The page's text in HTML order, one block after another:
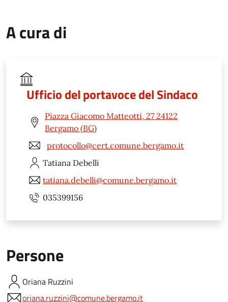
A cura di
Ufficio del portavoce del Sindaco
Piazza Giacomo Matteotti, 27 24122
Bergamo (BG)
protocollo@cert.comune.bergamo.it
Tatiana Debelli
tatiana.debelli@comune.bergamo.it
035399156
Persone
Oriana Ruzzini
oriana.ruzzini@comune.bergamo.it